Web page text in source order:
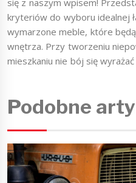
kryteriów do wyboru idealnej
wymarzone meble, które
wnętrza. Przy tworzeniu
mieszkaniu nie bój się
Podobne